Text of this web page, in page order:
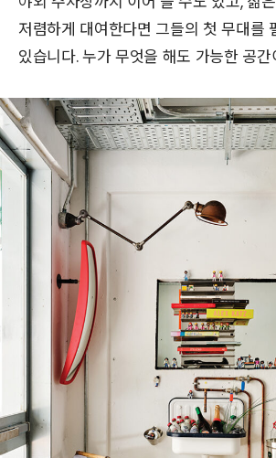
저렴하게 대여한다면 그들의 첫 무대를
있습니다. 누가 무엇을 해도 가능한 공간